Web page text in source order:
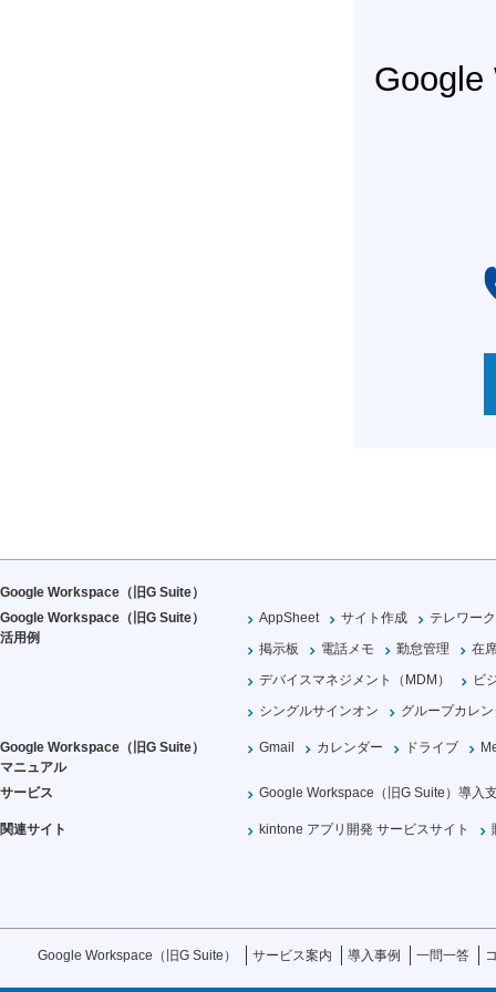
Google
Google Workspace（旧G Suite）
Google Workspace（旧G Suite）
活用例
AppSheet サイト作成
テレワーク
掲示板
電話メモ 勤怠管理
在
デバイスマネジメント（MDM）
ビ
シングルサインオン
グループカレ
Google Workspace（旧G Suite）
マニュアル
Gmail カレンダー ドライブ
サービス Google Workspace（旧G Suite）導入
関連サイト kintone アプリ開発 サービスサイト
Google Workspace（旧G Suite） サービス案内 導入事例 一問一答